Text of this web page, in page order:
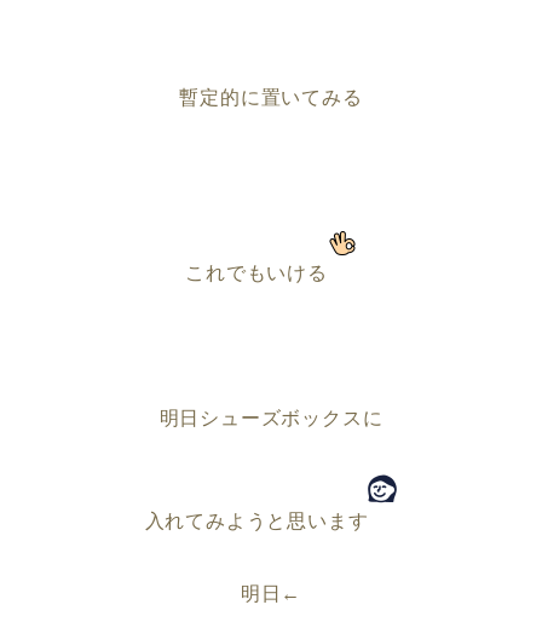
暫定的に置いてみる
これでもいける
明日シューズボックスに
入れてみようと思います
明日←